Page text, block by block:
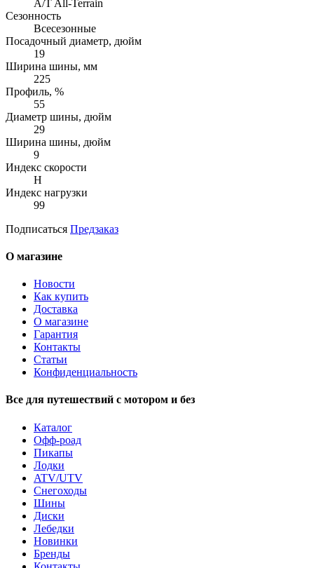
A/T All-Terrain
Сезонность
Всесезонные
Посадочный диаметр, дюйм
19
Ширина шины, мм
225
Профиль, %
55
Диаметр шины, дюйм
29
Ширина шины, дюйм
9
Индекс скорости
H
Индекс нагрузки
99
Подписаться Предзаказ
О магазине
Новости
Как купить
Доставка
О магазине
Гарантия
Контакты
Статьи
Конфиденциальность
Все для путешествий с мотором и без
Каталог
Офф-роад
Пикапы
Лодки
ATV/UTV
Снегоходы
Шины
Диски
Лебедки
Новинки
Бренды